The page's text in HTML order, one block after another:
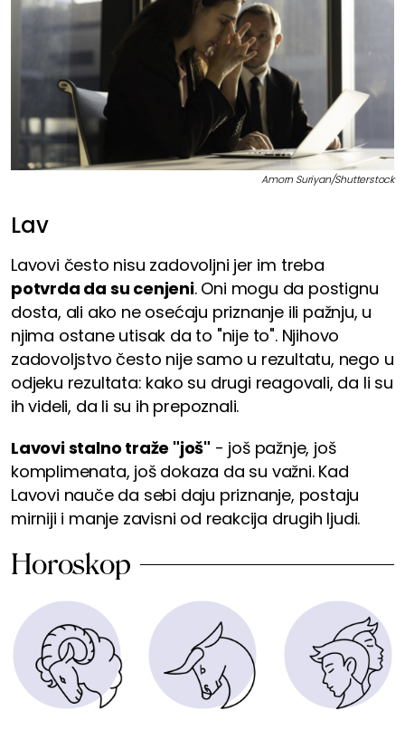
Amorn Suriyan/Shutterstock
Lav
Lavovi često nisu zadovoljni jer im treba
potvrda da su cenjeni. Oni mogu da postignu
dosta, ali ako ne osećaju priznanje ili pažnju, u
njima ostane utisak da to "nije to". Njihovo
zadovoljstvo često nije samo u rezultatu, nego u
odjeku rezultata: kako su drugi reagovali, da li su
ih videli, da li su ih prepoznali.
Lavovi stalno traže "još" - još pažnje, još
komplimenata, još dokaza da su važni. Kad
Lavovi nauče da sebi daju priznanje, postaju
mirniji i manje zavisni od reakcija drugih ljudi.
Horoskop